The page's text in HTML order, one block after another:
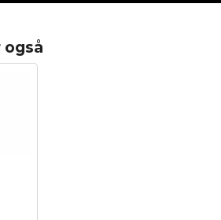
også